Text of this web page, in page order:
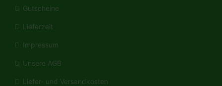
Gutscheine
Lieferzeit
Impressum
Unsere AGB
Liefer- und Versandkosten